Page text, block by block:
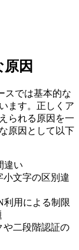
因
スでは基本的な
ます。正しくア
られる原因を一
原因として以下
違い
小文字の区別違
利用による制限
や二段階認証の